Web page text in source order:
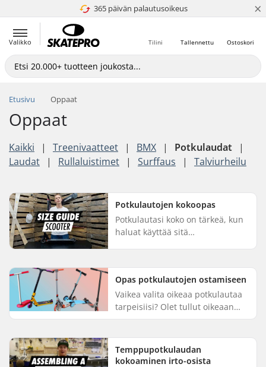
365 päivän palautusoikeus
4.8 / 5 ×
Valikko Ostoskori
Tallennettu
Tilini
Etusivu Oppaat
Oppaat
Kaikki | Treenivaatteet | BMX | Potkulaudat
|
Laudat
| Rullaluistimet | Surffaus | Talviurheilu
Potkulautojen kokoopas
Potkulautasi koko on tärkeä, kun
haluat käyttää sitä
mieltymyksiin ja ajotyyliin, on
vaikea mä...
Opas potkulautojen ostamiseen
Vaikea valita oikeaa potkulautaa
tarpeisiisi? Olet tullut oikeaan
paikkaan! SkatePro myy
meillä on varmasti jotain, joka ...
Temppupotkulaudan
kokoaminen irto-osista